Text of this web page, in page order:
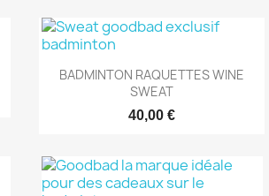
Aperçu rapide
BADMINTON RAQUETTES WINE
SWEAT
40,00 €